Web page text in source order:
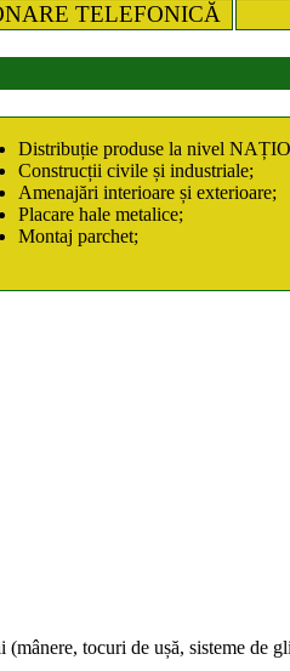
TELEFONICĂ
Distribuție produse la nivel
Construcții civile și industriale;
Amenajări interioare și exterioare;
Placare hale metalice;
Montaj parchet;
tocuri de ușă, sisteme de